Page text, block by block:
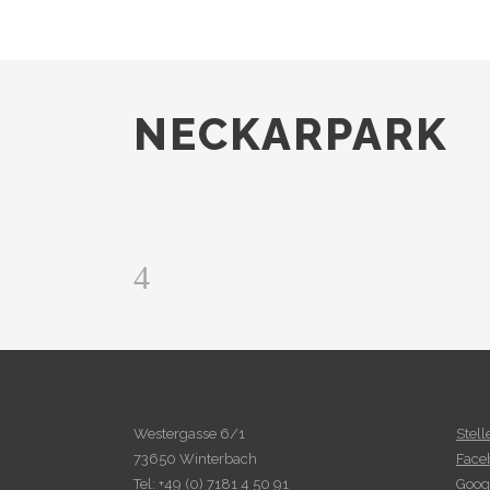
NECKARPARK
Westergasse 6/1
73650 Winterbach
Tel: +49 (0) 7181 4 50 91